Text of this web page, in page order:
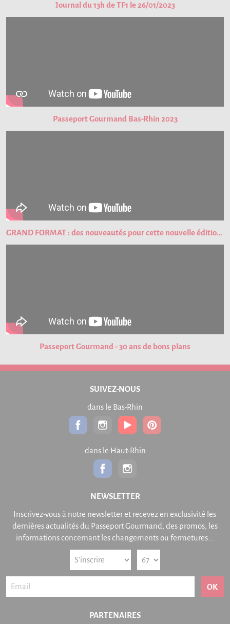
Journal du 13h de TF1 le 26/01/2023
Passeport Gourmand Bas-Rhin 2023
GRAND FORMAT : des nouveautés pour cette nouvelle édition du Passeport Gourmand !
Passeport Gourmand - 30 ans de bons plans
SUIVEZ-NOUS
dans le Bas-Rhin
dans le Haut-Rhin
NEWSLETTER
Inscrivez-vous à notre newsletter et recevez en exclusivité les
dernières actualités du Passeport Gourmand, des promos, les
informations concernant les changements ou fermetures...
OK
PARTENAIRES